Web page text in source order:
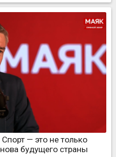
— это не только
будущего страны